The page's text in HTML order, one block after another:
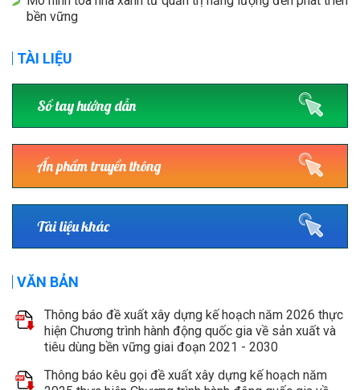
bền vững
TÀI LIỆU
Sổ tay hướng dẫn
Ấn phẩm truyền thông
Tài liệu khác
VĂN BẢN
Thông báo đề xuất xây dựng kế hoạch năm 2026 thực
hiện Chương trình hành động quốc gia về sản xuất và
tiêu dùng bền vững giai đoạn 2021 - 2030
Thông báo kêu gọi đề xuất xây dựng kế hoạch năm